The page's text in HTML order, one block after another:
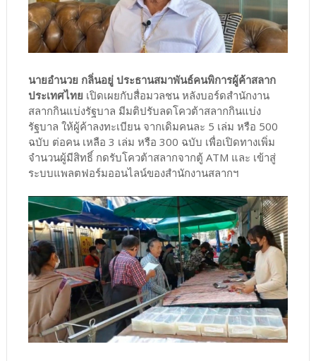
นายอำนวย กลิ่นอยู่ ประธานสมาพันธ์คนพิการผู้ค้าสลาก
ประเทศไทย เปิดเผยกับสื่อมวลชน หลังบอร์ดสำนักงาน
สลากกินแบ่งรัฐบาล มีมติปรับลดโควต้าสลากกินแบ่ง
รัฐบาล ให้ผู้ค้าลงทะเบียน จากเดิมคนละ 5 เล่ม หรือ 500
ฉบับ ต่อคน เหลือ 3 เล่ม หรือ 300 ฉบับ เพื่อเปิดทางเพิ่ม
จำนวนผู้มีสิทธิ์ กดรับโควต้าสลากจากตู้ ATM และ เข้าสู่
ระบบแพลตฟอร์มออนไลน์ของสำนักงานสลากฯ